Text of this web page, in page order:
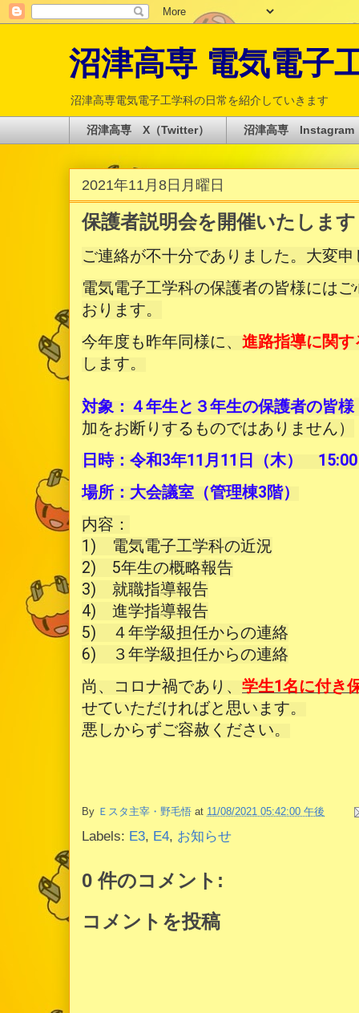
沼津高専 電気電子
沼津高専電気電子工学科の日常を紹介していきます
沼津高専 X（Twitter） 沼津高専 Instagram
2021年11月8日月曜日
保護者説明会を開催いたします
ご連絡が不十分でありました。 大変申
電気電子工学科の保護者の皆様には
おります。
今年度も昨年同様に、 進路指導に関
します。
対象：４年生と３年生の保護者の皆様
加をお断りするものではありません）
日時：令和3年11月11日（木）　
場所：大会議室（管理棟3階）
内容：
1)　電気電子工学科の近況
2)　5年生の概略報告
3)　就職指導報告
4)　進学指導報告
5)　４年学級担任からの連絡
6)　３年学級担任からの連絡
尚、コロナ禍であり、 学生1名に付き
せていただければと思います。
悪しからずご容赦ください。
By Ｅスタ主宰・野毛悟 at 11/08/2021 05:42:00 午後
Labels: E3, E4, お知らせ
0 件のコメント:
コメントを投稿